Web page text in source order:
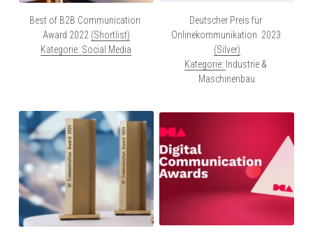
Best of B2B Communication
Award 2022 (Shortlist)
Kategorie: Social Media
Deutscher Preis für
(Silver)
Kategorie: Industrie &
Maschinenbau